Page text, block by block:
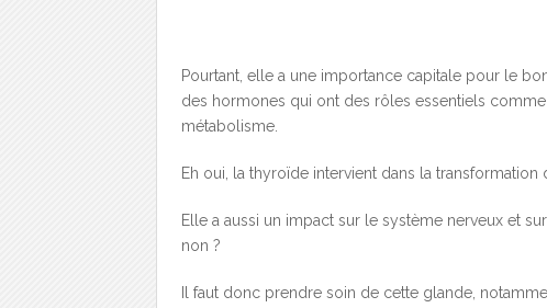
Pourtant, elle a une importance capitale pour le
des hormones qui ont des rôles essentiels
métabolisme.
Eh oui, la thyroïde intervient dans la transformation
Elle a aussi un impact sur le système nerveux et
non ?
Il faut donc prendre soin de cette glande,